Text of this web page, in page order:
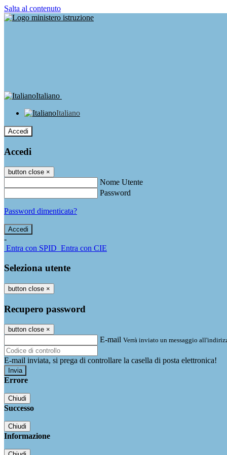
Salta al contenuto
Italiano
Italiano
Accedi
Accedi
button close ×
Nome Utente
Password
Password dimenticata?
-
Entra con SPID Entra con CIE
Seleziona utente
button close ×
Recupero password
button close ×
E-mail Verrà inviato un messaggio
E-mail inviata, si prega di controllare la casella di posta elettronica!
Errore
Chiudi
Successo
Chiudi
Informazione